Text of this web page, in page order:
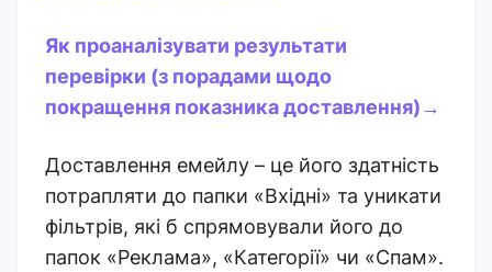
Як проаналізувати результати
перевірки (з порадами щодо
покращення показника доставлення)→
Доставлення емейлу – це його здатність
потрапляти до папки «Вхідні» та уникати
фільтрів, які б спрямовували його до
папок «Реклама», «Категорії» чи «Спам».